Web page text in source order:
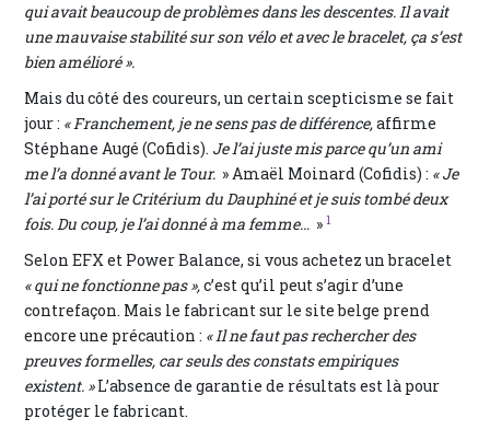
qui avait beaucoup de problèmes dans les descentes. Il avait
une mauvaise stabilité sur son vélo et avec le bracelet, ça s’est
bien amélioré ».
Mais du côté des coureurs, un certain scepticisme se fait
jour : « Franchement, je ne sens pas de différence,affirme
Stéphane Augé (Cofidis). Je l’ai juste mis parce qu’un ami
me l’a donné avant le Tour. » Amaël Moinard (Cofidis) : « Je
l’ai porté sur le Critérium du Dauphiné et je suis tombé deux
fois. Du coup, je l’ai donné à ma femme… » 1
Selon EFX et Power Balance, si vous achetez un bracelet
« qui ne fonctionne pas »,c’est qu’il peut s’agir d’une
contrefaçon. Mais le fabricant sur le site belge prend
encore une précaution : « Il ne faut pas rechercher des
preuves formelles, car seuls des constats empiriques
existent. »L’absence de garantie de résultats est là pour
protéger le fabricant.